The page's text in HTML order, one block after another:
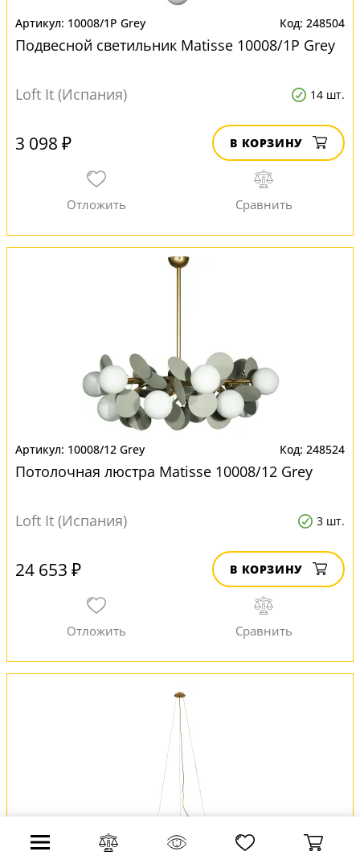
10008/1P Grey 248504
Подвесной светильник Matisse 10008/1P Grey
Loft It (Испания) 14 шт.
3 098 ₽ В КОРЗИНУ
10008/12 Grey 248524
Потолочная люстра Matisse 10008/12 Grey
Loft It (Испания) 3 шт.
24 653 ₽ В КОРЗИНУ